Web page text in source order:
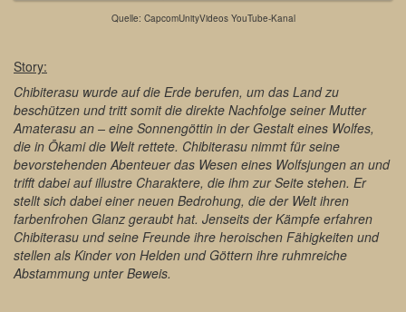
Quelle: CapcomUnityVideos YouTube-Kanal
Story:
Chibiterasu wurde auf die Erde berufen, um das Land zu
beschützen und tritt somit die direkte Nachfolge seiner Mutter
Amaterasu an – eine Sonnengöttin in der Gestalt eines Wolfes,
die in Ōkami die Welt rettete. Chibiterasu nimmt für seine
bevorstehenden Abenteuer das Wesen eines Wolfsjungen an und
trifft dabei auf illustre Charaktere, die ihm zur Seite stehen. Er
stellt sich dabei einer neuen Bedrohung, die der Welt ihren
farbenfrohen Glanz geraubt hat. Jenseits der Kämpfe erfahren
Chibiterasu und seine Freunde ihre heroischen Fähigkeiten und
stellen als Kinder von Helden und Göttern ihre ruhmreiche
Abstammung unter Beweis.